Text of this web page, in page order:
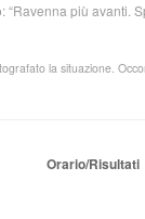
“Ravenna più avanti.
la situazione.
Orario/Risultati